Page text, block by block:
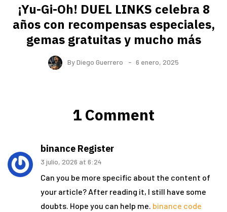
¡Yu-Gi-Oh! DUEL LINKS celebra 8
años con recompensas especiales,
gemas gratuitas y mucho más
ByDiego Guerrero 6 enero, 2025
1 Comment
binance Register
3 julio, 2026 at 6:24
Can you be more specific about the content of
your article? After reading it, I still have some
doubts. Hope you can help me. binance code